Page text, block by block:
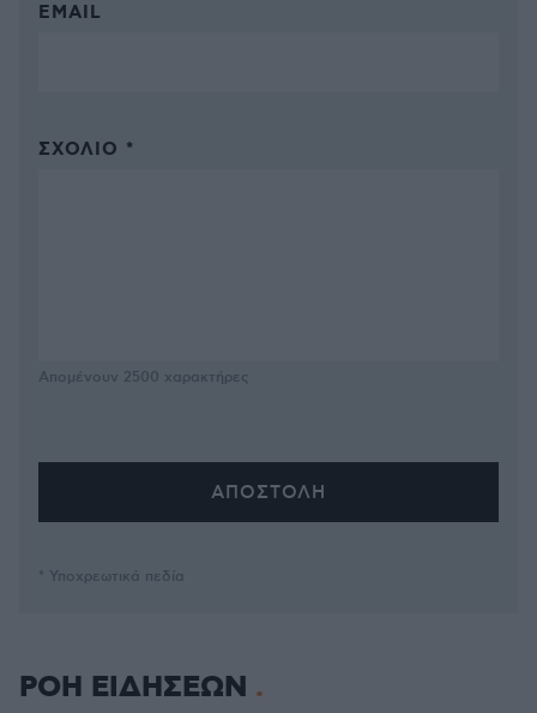
EMAIL
ΣΧΌΛΙΟ *
Απομένουν 2500 χαρακτήρες
* Υποχρεωτικά πεδία
ΡΟΗ ΕΙΔΗΣΕΩΝ